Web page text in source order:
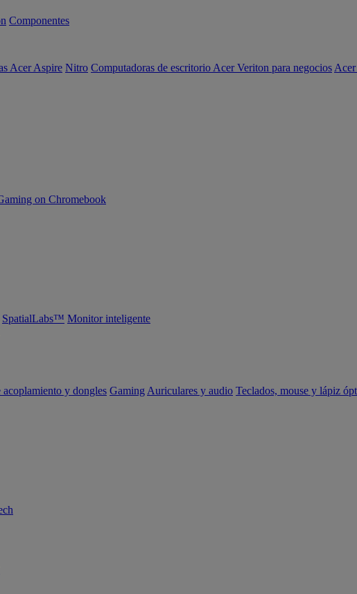
Componentes
Acer Aspire Nitro Computadoras de escritorio Acer Veriton para negocios
on Chromebook
SpatialLabs™ Monitor inteligente
acoplamiento y dongles Gaming Auriculares y audio Teclados, mouse y lápiz